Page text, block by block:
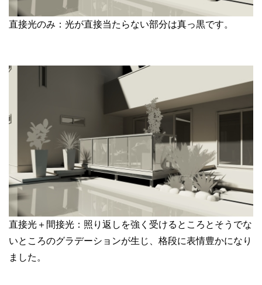
直接光のみ：光が直接当たらない部分は真っ黒です。
直接光＋間接光：照り返しを強く受けるところとそうでな
いところのグラデーションが生じ、格段に表情豊かになり
ました。